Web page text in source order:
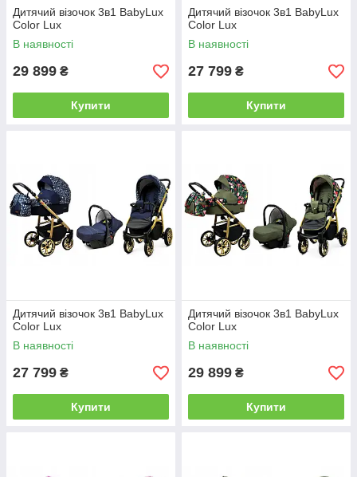
Дитячий візочок 3в1 BabyLux
Color Lux
В наявності
29 899 ₴
Купити
Дитячий візочок 3в1 BabyLux
Color Lux
В наявності
27 799 ₴
Купити
Дитячий візочок 3в1 BabyLux
Color Lux
В наявності
27 799 ₴
Купити
Дитячий візочок 3в1 BabyLux
Color Lux
В наявності
29 899 ₴
Купити